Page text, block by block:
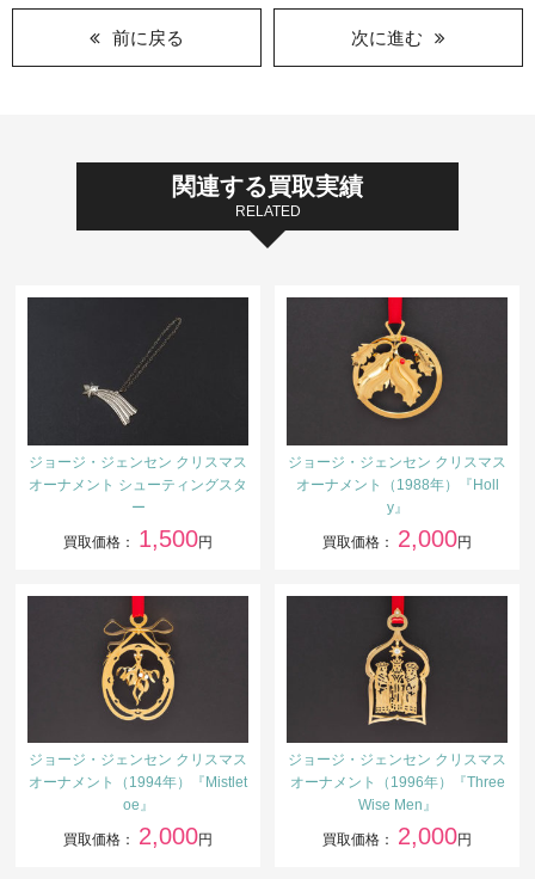
前に戻る 次に進む
関連する買取実績
RELATED
ジョージ・ジェンセン クリスマス
オーナメント シューティングスタ
ー
買取価格： 1,500円
ジョージ・ジェンセン クリスマス
オーナメント（1988年）『Holl
y』
買取価格： 2,000円
ジョージ・ジェンセン クリスマス
オーナメント（1994年）『Mistlet
oe』
買取価格： 2,000円
ジョージ・ジェンセン クリスマス
オーナメント（1996年）『Three
Wise Men』
買取価格： 2,000円